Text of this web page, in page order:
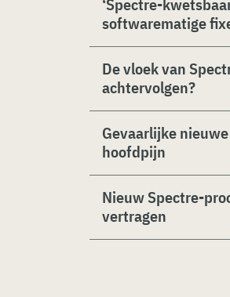
‘Spectre-
softwarematige
De vloek van
achtervolgen?
Gevaarlijke
hoofdpijn
Nieuw Spectre-
vertragen